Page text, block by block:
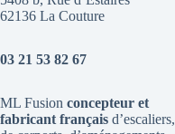
62136 La Couture
03 21 53 82 67
ML Fusion concepteur et
fabricant français d’escaliers,